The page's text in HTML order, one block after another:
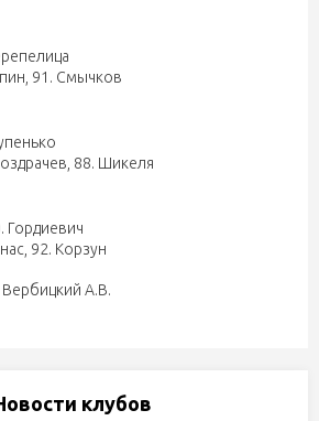
91. Смычков
88. Шикеля
Гордиевич
92. Корзун
Вербицкий А.В.
клубов